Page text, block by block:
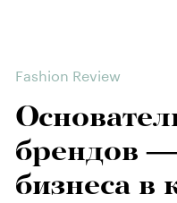
Fashion Review
брендов
бизнеса в